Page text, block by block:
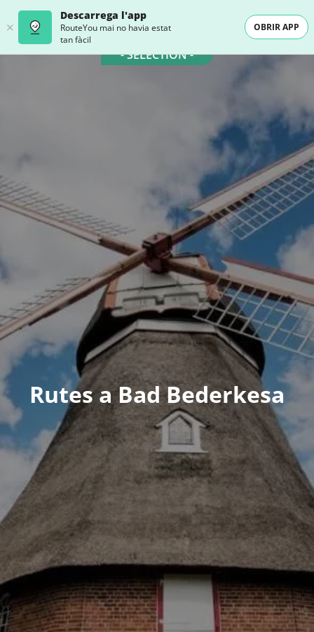
Descarrega l'app
RouteYou mai no havia estat
tan fàcil
OBRIR APP
- SELECTION -
Rutes a Bad Bederkesa